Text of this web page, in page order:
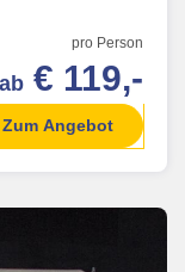
pro Person
ab € 119,-
Zum Angebot